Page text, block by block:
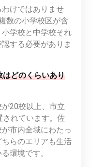
けではありませ
数の小学校区が含
学校と中学校それ
する必要がありま
はどのくらいあり
20校以上、市立
れています。佐
市内全域にわたっ
らのエリアも生活
環境です。